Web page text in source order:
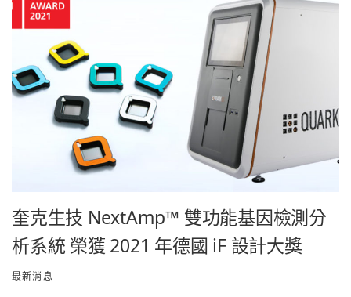
奎克生技 NextAmp™ 雙功能基因檢測分
析系統 榮獲 2021 年德國 iF 設計大獎
最新消息